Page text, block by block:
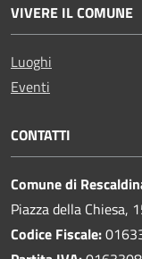
VIVERE IL COMUNE
Luoghi
Eventi
CONTATTI
Comune di
Piazza della Chiesa,
Codice Fiscale: